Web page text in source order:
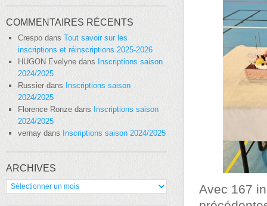
Avec 167
COMMENTAIRES RÉCENTS
Crespo dans Tout savoir sur les
inscriptions et réinscriptions 2025-2026
HUGON Evelyne dans Inscriptions saison
2024/2025
Russierdans Inscriptions saison
2024/2025
Florence Ronze dans Inscriptions saison
2024/2025
vernay dans Inscriptions saison 2024/2025
ARCHIVES
Archives